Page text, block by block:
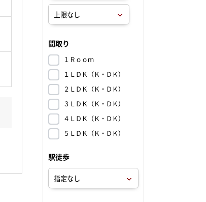
間取り
１Ｒｏｏｍ
１ＬＤＫ（Ｋ・ＤＫ）
２ＬＤＫ（Ｋ・ＤＫ）
３ＬＤＫ（Ｋ・ＤＫ）
４ＬＤＫ（Ｋ・ＤＫ）
５ＬＤＫ（Ｋ・ＤＫ）
駅徒歩